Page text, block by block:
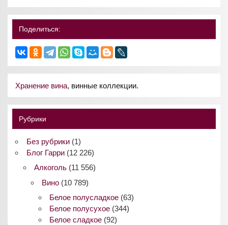
Поделиться:
Хранение вина, винные коллекции.
Рубрики
Без рубрики(1)
Блог Гарри(12 226)
Алкоголь(11 556)
Вино(10 789)
Белое полусладкое (63)
Белое полусухое (344)
Белое сладкое (92)